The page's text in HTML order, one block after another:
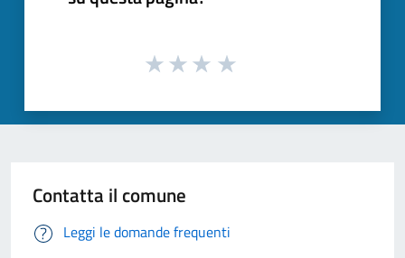
Contatta il comune
Leggi le domande frequenti